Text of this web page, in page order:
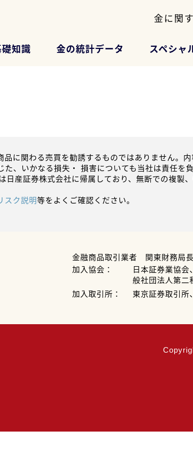
金に関
知識 金の統計データ スペシャ
に関わる売買を勧誘するものではありません。
、いかなる損失・ 損害についても当社は責任を
産証券株式会社に帰属しており、無断での複製、
スク説明等をよくご確認ください。
金融商品取引業者 関東財務局
加入協会：
日本証券業協
般社団法人第二
加入取引所：
東京証券取引所